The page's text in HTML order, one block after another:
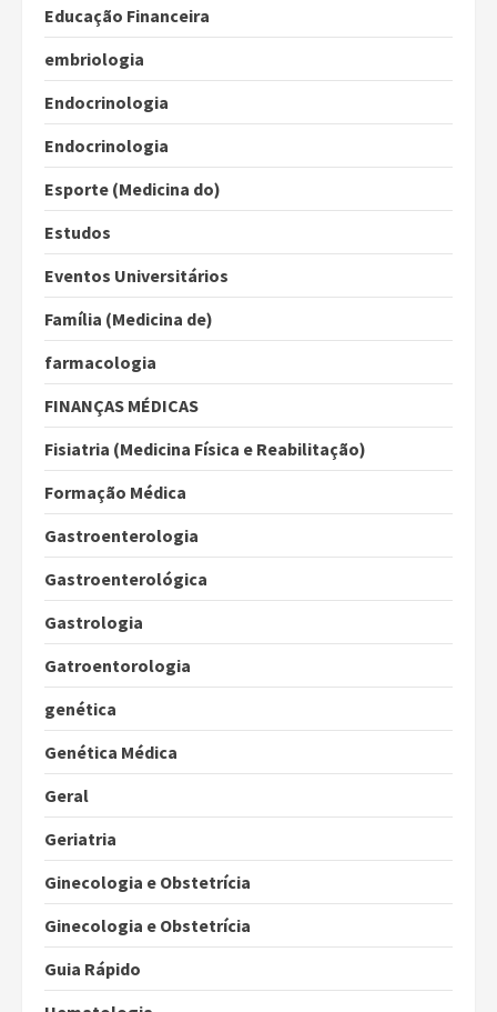
Educação Financeira
embriologia
Endocrinologia
Endocrinologia
Esporte (Medicina do)
Estudos
Eventos Universitários
Família (Medicina de)
farmacologia
FINANÇAS MÉDICAS
Fisiatria (Medicina Física e Reabilitação)
Formação Médica
Gastroenterologia
Gastroenterológica
Gastrologia
Gatroentorologia
genética
Genética Médica
Geral
Geriatria
Ginecologia e Obstetrícia
Ginecologia e Obstetrícia
Guia Rápido